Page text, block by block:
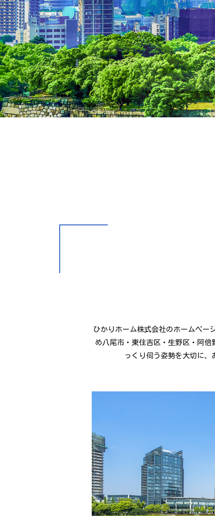
ひかりホーム株式会社のホームペー
め八尾市・東住吉区・生野区・阿
っくり伺う姿勢を大切に